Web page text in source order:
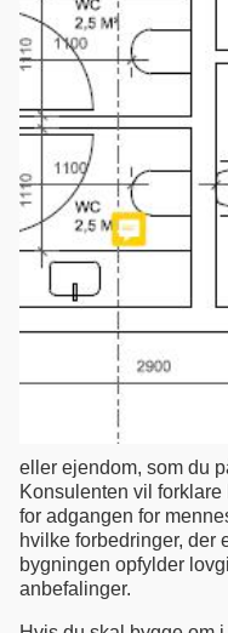
eller ejendom, som du
Konsulenten vil
for adgangen for
hvilke forbedringer, der
bygningen opfylder
anbefalinger.